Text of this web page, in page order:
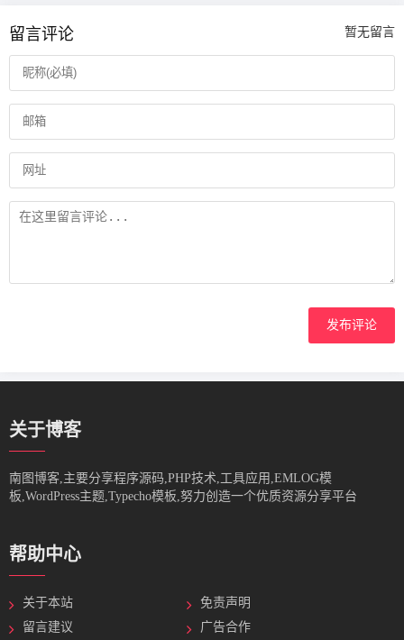
留言评论 暂无留言
发布评论
关于博客
南图博客,主要分享程序源码,PHP技术,工具应用,EMLOG模
板,WordPress主题,Typecho模板,努力创造一个优质资源分享平台
帮助中心
关于本站
免责声明
留言建议
广告合作